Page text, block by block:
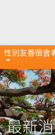
性別友善宿舍
最新